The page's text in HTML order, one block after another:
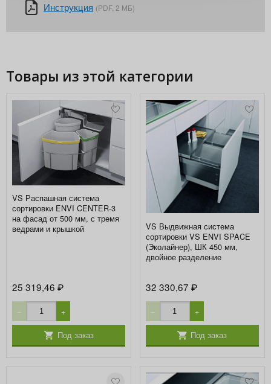
Инструкция (PDF, 2 МБ)
Товары из этой категории
VS Распашная система
сортировки ENVI CENTER-3
на фасад от 500 мм, с тремя
ведрами и крышкой
25 319,46₽
− +
Под заказ
VS Выдвижная система
сортировки VS ENVI SPACE
(Эколайнер), ШК 450 мм,
двойное разделение
32 330,67 ₽
− +
Под заказ